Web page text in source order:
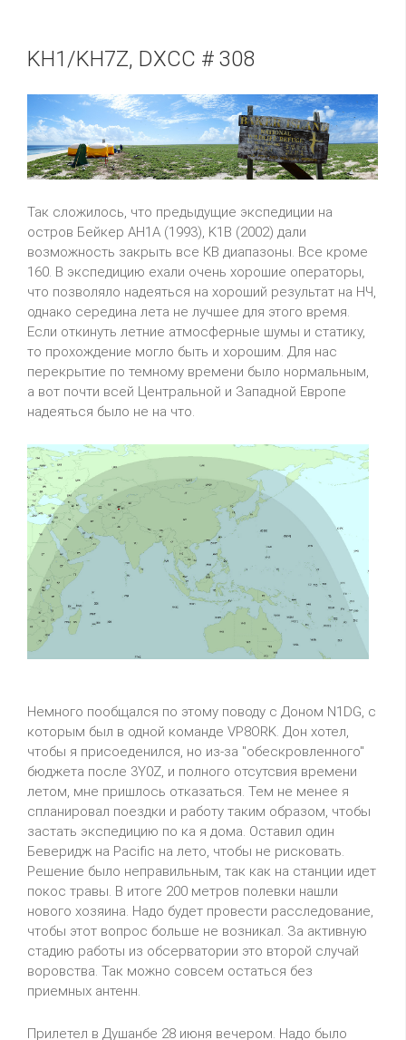
KH1/KH7Z, DXCC # 308
Так сложилось, что предыдущие экспедиции на
остров Бейкер AH1A (1993), K1B (2002) дали
возможность закрыть все КВ диапазоны. Все кроме
160. В экспедицию ехали очень хорошие операторы,
что позволяло надеяться на хороший результат на НЧ,
однако середина лета не лучшее для этого время.
Если откинуть летние атмосферные шумы и статику,
то прохождение могло быть и хорошим. Для нас
перекрытие по темному времени было нормальным,
а вот почти всей Центральной и Западной Европе
надеяться было не на что.
Немного пообщался по этому поводу с Доном N1DG, с
которым был в одной команде VP8ORK. Дон хотел,
чтобы я присоеденился, но из-за "обескровленного"
бюджета после 3Y0Z, и полного отсутсвия времени
летом, мне пришлось отказаться. Тем не менее я
спланировал поездки и работу таким образом, чтобы
застать экспедицию по ка я дома. Оставил один
Беверидж на Pacific на лето, чтобы не рисковать.
Решение было неправильным, так как на станции идет
покос травы. В итоге 200 метров полевки нашли
нового хозяина. Надо будет провести расследование,
чтобы этот вопрос больше не возникал. За активную
стадию работы из обсерватории это второй случай
воровства. Так можно совсем остаться без
приемных антенн.
Прилетел в Душанбе 28 июня вечером. Надо было